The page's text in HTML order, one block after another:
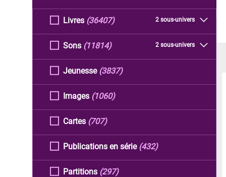
Livres 2 sous-univers
(36407)
Sons 2 sous-univers
(11814)
Jeunesse (3837)
Images (1060)
Cartes (707)
Publications en série (432)
Partitions (297)